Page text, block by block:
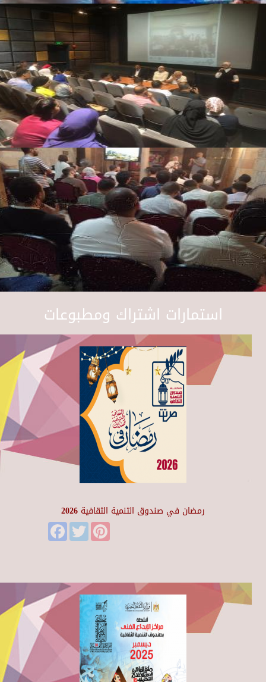
استمارات اشتراك ومطبوعات
رمضان في صندوق التنمية الثقافية 2026
FacebookTwitter